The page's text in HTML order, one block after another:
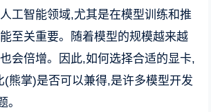
工智能领域,尤其是在模型训练和推
至关重要。随着模型的规模越来越
会倍增。因此,如何选择合适的显卡,
(熊掌)是否可以兼得,是许多模型开发
。